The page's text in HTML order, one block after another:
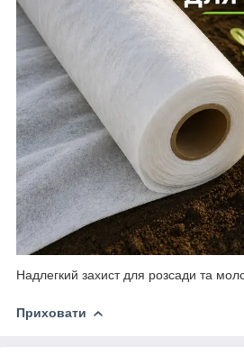
Надлегкий захист для розсади та
Приховати